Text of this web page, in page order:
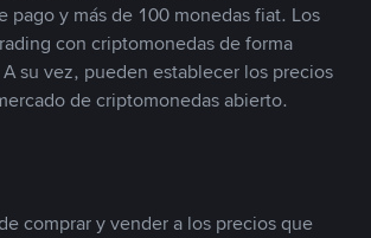
y más de 100 monedas fiat. Los
con criptomonedas de forma
su vez, pueden establecer los precios
de criptomonedas abierto.
comprar y vender a los precios que